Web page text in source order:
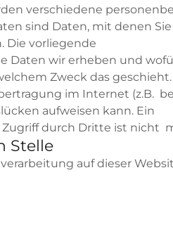
verschiedene
sind Daten, mit denen Sie
Die vorliegende
Daten wir erheben und
Zweck das geschieht.
im Internet (z.B.
aufweisen kann. Ein
durch Dritte ist nicht
Stelle
auf dieser